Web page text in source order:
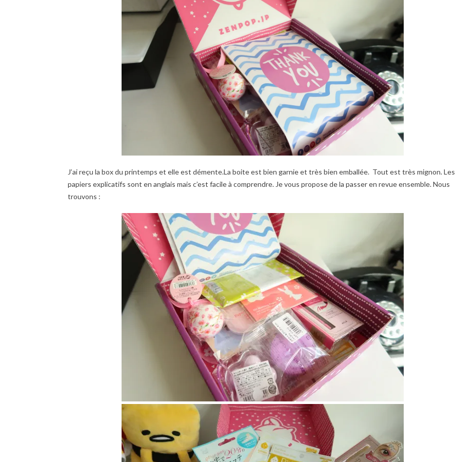
J’ai reçu la box du printemps et elle est démente.La boite est bien garnie et très bien emballée. Tout est très mignon. Les
papiers explicatifs sont en anglais mais c’est facile à comprendre. Je vous propose de la passer en revue ensemble. Nous
trouvons :